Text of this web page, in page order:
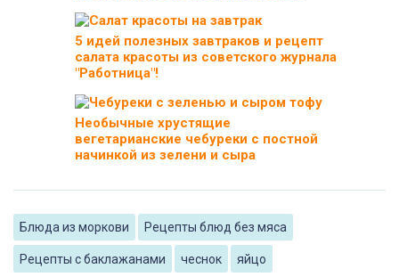
5 идей полезных завтраков и рецепт
салата красоты из советского журнала
"Работница"!
Необычные хрустящие
вегетарианские чебуреки с постной
начинкой из зелени и сыра
Блюда из моркови Рецепты блюд без мяса
Рецепты с баклажанами чеснок яйцо